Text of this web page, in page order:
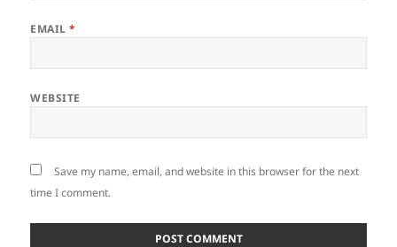
EMAIL*
WEBSITE
Save my name, email, and website in this browser for the next
time I comment.